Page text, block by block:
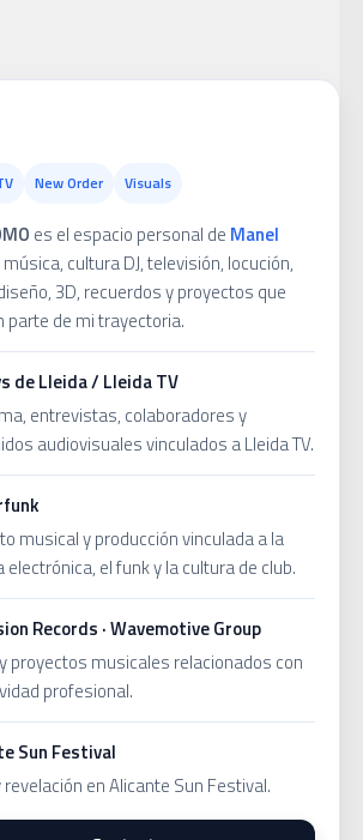
New Order Visuals
es el espacio personal de Manel
música, cultura DJ, televisión, locución,
3D, recuerdos y proyectos que
parte de mi trayectoria.
de Lleida / Lleida TV
entrevistas, colaboradores y
audiovisuales vinculados a Lleida TV.
musical y producción vinculada a la
electrónica, el funk y la cultura de club.
Records · Wavemotive Group
proyectos musicales relacionados con
profesional.
Sun Festival
revelación en Alicante Sun Festival.